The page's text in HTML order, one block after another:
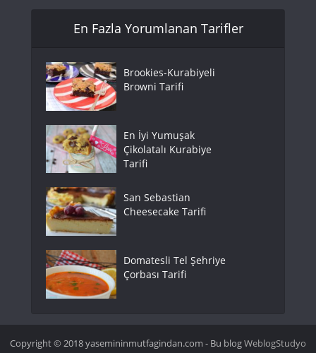
En Fazla Yorumlanan Tarifler
Brookies-Kurabiyeli
Browni Tarifi
En İyi Yumuşak
Çikolatalı Kurabiye
Tarifi
San Sebastian
Cheesecake Tarifi
Domatesli Tel Şehriye
Çorbası Tarifi
Copyright © 2018 yasemininmutfagindan.com - Bu blogWeblogStudyo